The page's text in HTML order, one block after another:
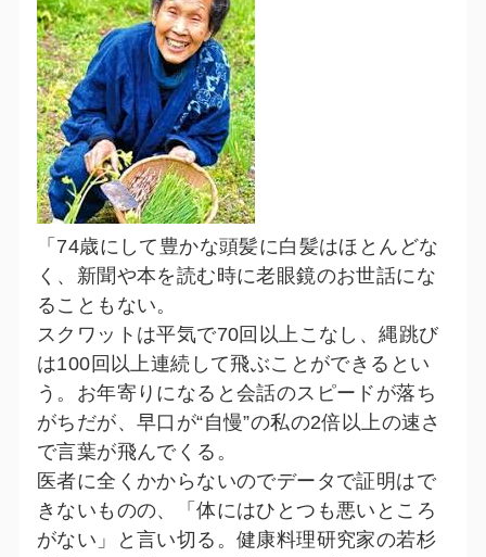
「74歳にして豊かな頭髪に白髪はほとんどな
く、新聞や本を読む時に老眼鏡のお世話にな
ることもない。
スクワットは平気で70回以上こなし、縄跳び
は100回以上連続して飛ぶことができるとい
う。お年寄りになると会話のスピードが落ち
がちだが、早口が“自慢”の私の2倍以上の速さ
で言葉が飛んでくる。
医者に全くかからないのでデータで証明はで
きないものの、「体にはひとつも悪いところ
がない」と言い切る。健康料理研究家の若杉